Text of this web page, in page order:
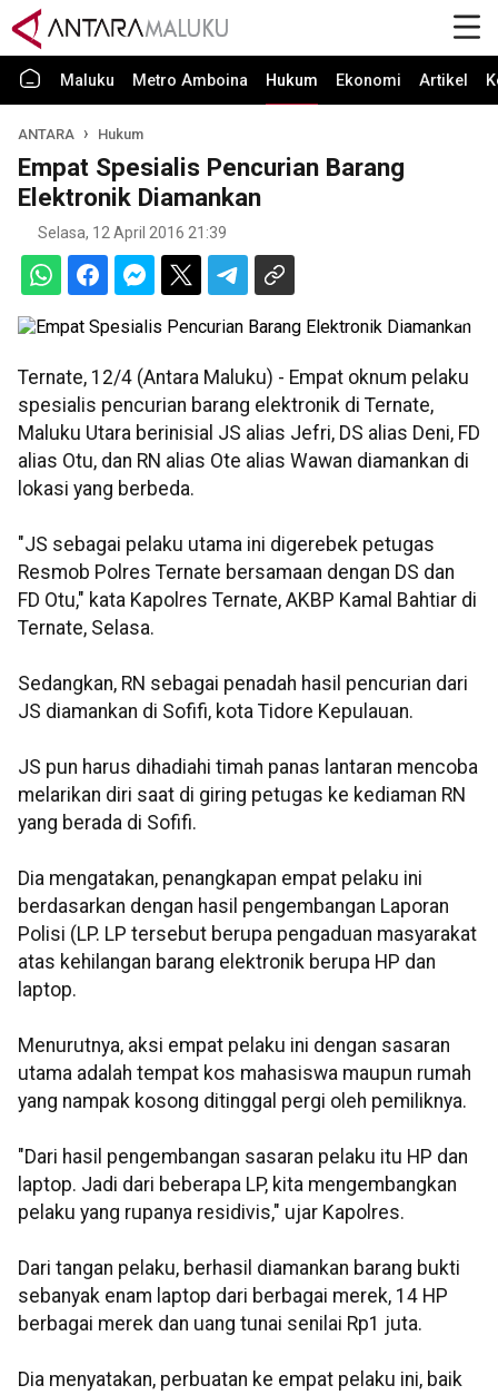
Maluku Metro Amboina Hukum Ekonomi Artikel
ANTARA Hukum
Empat Spesialis Pencurian Barang
Elektronik Diamankan
Selasa, 12 April 2016 21:39
Ternate, 12/4 (Antara Maluku) - Empat oknum pelaku
spesialis pencurian barang elektronik di Ternate,
Maluku Utara berinisial JS alias Jefri, DS alias Deni, FD
alias Otu, dan RN alias Ote alias Wawan diamankan di
lokasi yang berbeda.
"JS sebagai pelaku utama ini digerebek petugas
Resmob Polres Ternate bersamaan dengan DS dan
FD Otu," kata Kapolres Ternate, AKBP Kamal Bahtiar di
Ternate, Selasa.
Sedangkan, RN sebagai penadah hasil pencurian dari
JS diamankan di Sofifi, kota Tidore Kepulauan.
JS pun harus dihadiahi timah panas lantaran mencoba
melarikan diri saat di giring petugas ke kediaman RN
yang berada di Sofifi.
Dia mengatakan, penangkapan empat pelaku ini
berdasarkan dengan hasil pengembangan Laporan
Polisi (LP. LP tersebut berupa pengaduan masyarakat
atas kehilangan barang elektronik berupa HP dan
laptop.
Menurutnya, aksi empat pelaku ini dengan sasaran
utama adalah tempat kos mahasiswa maupun rumah
yang nampak kosong ditinggal pergi oleh pemiliknya.
"Dari hasil pengembangan sasaran pelaku itu HP dan
laptop. Jadi dari beberapa LP, kita mengembangkan
pelaku yang rupanya residivis," ujar Kapolres.
Dari tangan pelaku, berhasil diamankan barang bukti
sebanyak enam laptop dari berbagai merek, 14 HP
berbagai merek dan uang tunai senilai Rp1 juta.
Dia menyatakan, perbuatan ke empat pelaku ini, baik